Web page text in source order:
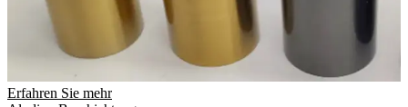
Erfahren Sie mehr